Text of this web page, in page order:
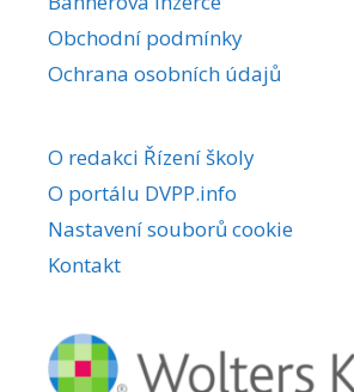
Obchodní podmínky
Ochrana osobních údajů
O redakci Řízení školy
O portálu DVPP.info
Nastavení souborů cookie
Kontakt